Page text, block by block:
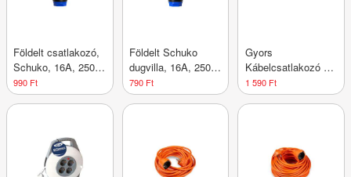
Földelt csatlakozó,
Schuko, 16A, 250V,
IP20, fekete
990 Ft
Földelt Schuko
dugvilla, 16A, 250V,
gumi burkolat, IP54,
fekete
790 Ft
Gyors
Kábelcsatlakozó 10
db – 2-6 Pólusú,
0,2-4,0 mm2
1 590 Ft